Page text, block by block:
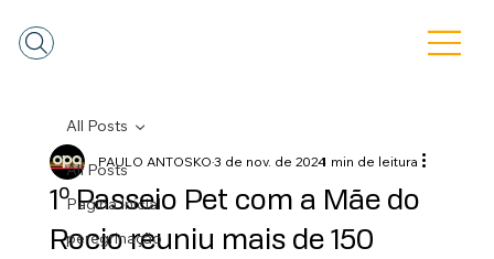
All Posts
Pagina Inicial
peregrinação
All Posts
1º Passeio Pet com a Mãe do
Rocio reuniu mais de 150
PAULO ANTOSKO3 de nov. de 20241 min de leitura